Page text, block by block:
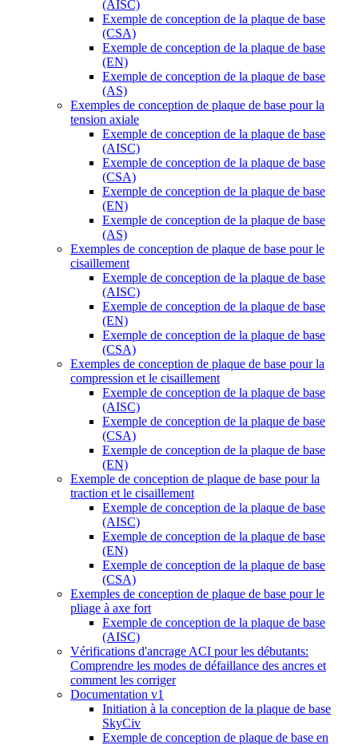
(AISC)
Exemple de conception de la plaque de base
(CSA)
Exemple de conception de la plaque de base
(EN)
Exemple de conception de la plaque de base
(AS)
Exemples de conception de plaque de base pour la
tension axiale
Exemple de conception de la plaque de base
(AISC)
Exemple de conception de la plaque de base
(CSA)
Exemple de conception de la plaque de base
(EN)
Exemple de conception de la plaque de base
(AS)
Exemples de conception de plaque de base pour le
cisaillement
Exemple de conception de la plaque de base
(AISC)
Exemple de conception de la plaque de base
(EN)
Exemple de conception de la plaque de base
(CSA)
Exemples de conception de plaque de base pour la
compression et le cisaillement
Exemple de conception de la plaque de base
(AISC)
Exemple de conception de la plaque de base
(CSA)
Exemple de conception de la plaque de base
(EN)
Exemple de conception de plaque de base pour la
traction et le cisaillement
Exemple de conception de la plaque de base
(AISC)
Exemple de conception de la plaque de base
(EN)
Exemple de conception de la plaque de base
(CSA)
Exemples de conception de plaque de base pour le
pliage à axe fort
Exemple de conception de la plaque de base
(AISC)
Vérifications d'ancrage ACI pour les débutants:
Comprendre les modes de défaillance des ancres et
comment les corriger
Documentation v1
Initiation à la conception de la plaque de base
SkyCiv
Exemple de conception de plaque de base en